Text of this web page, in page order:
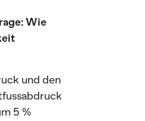
Wie
und den
5 %